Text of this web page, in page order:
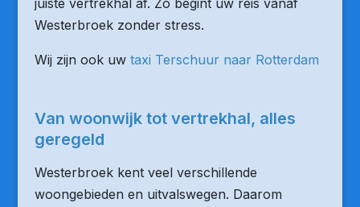
juiste vertrekhal af. Zo begint uw reis vanaf
Westerbroek zonder stress.
Wij zijn ook uw taxi Terschuur naar Rotterdam
Van woonwijk tot vertrekhal, alles
geregeld
Westerbroek kent veel verschillende
woongebieden en uitvalswegen. Daarom